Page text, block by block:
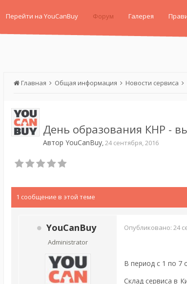
Перейти на YouCanBuy Форум Галерея
Главная Общая информация Новости сервиса
День образования КНР -
Автор YouCanBuy,24 сентября, 2016
1 сообщение в этой теме
YouCanBuy
Administrator
Опубликовано: 24
В период с 1 по 7
Склад сервиса в